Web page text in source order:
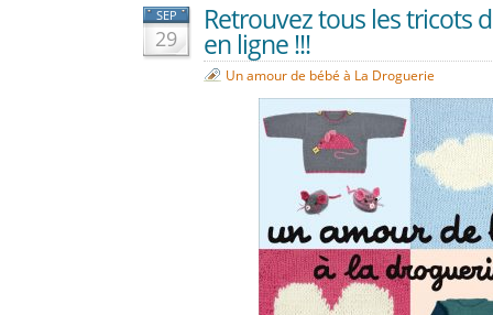
SEP
29
Retrouvez tous les tricots
en ligne !!!
Un amour de bébé à La Droguerie